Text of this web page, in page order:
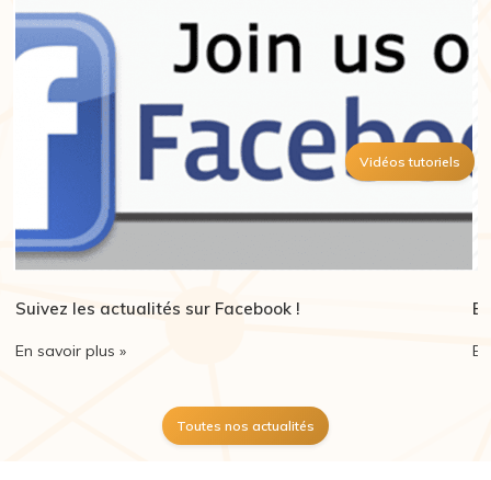
Vidéos tutoriels
Suivez les actualités sur Facebook !
En savoir plus »
Toutes nos actualités